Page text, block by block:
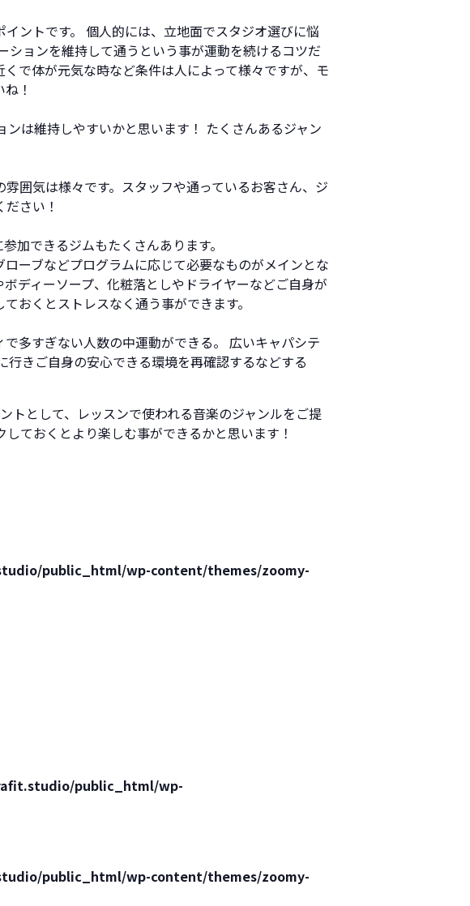
ントです。 個人的には、立地面でスタジオ選びに悩
ョンを維持して通うという事が運動を続けるコツだ
で体が元気な時など条件は人によって様々ですが、モ
！
は維持しやすいかと思います！ たくさんあるジャン
囲気は様々です。スタッフや通っているお客さん、ジ
さい！
加できるジムもたくさんあります。
ーブなどプログラムに応じて必要なものがメインとな
ディーソープ、化粧落としやドライヤーなどご自身が
おくとストレスなく通う事ができます。
多すぎない人数の中運動ができる。 広いキャパシテ
きご自身の安心できる環境を再確認するなどする
トとして、レッスンで使われる音楽のジャンルをご提
ておくとより楽しむ事ができるかと思います！
public_html/wp-content/themes/zoomy-
public_html/wp-
public_html/wp-content/themes/zoomy-